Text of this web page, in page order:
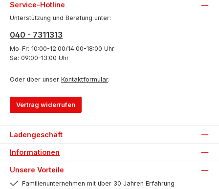
Service-Hotline
Unterstützung und Beratung unter:
040 - 7311313
Mo-Fr: 10:00-12:00/14:00-18:00 Uhr
Sa: 09:00-13:00 Uhr
Oder über unser Kontaktformular.
Vertrag widerrufen
Ladengeschäft
Informationen
Unsere Vorteile
Familienunternehmen mit über 30 Jahren Erfahrung